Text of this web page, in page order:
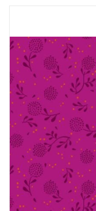
Laatste Kans
Cadeaubonnen
Nanno Blog
Merken
Beloningen